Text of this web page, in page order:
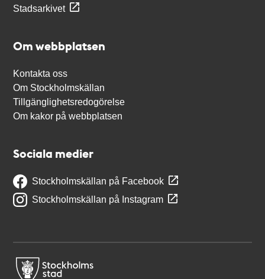
Stadsarkivet
Om webbplatsen
Kontakta oss
Om Stockholmskällan
Tillgänglighetsredogörelse
Om kakor på webbplatsen
Sociala medier
Stockholmskällan på Facebook
Stockholmskällan på Instagram